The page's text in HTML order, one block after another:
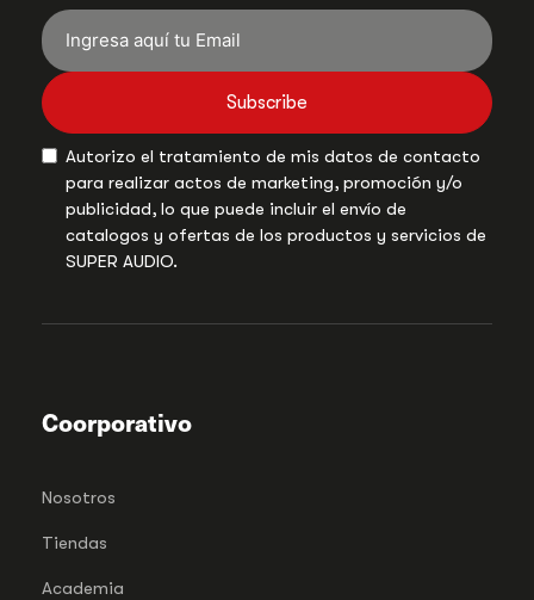
Subscribe
Autorizo el tratamiento de mis datos de contacto
para realizar actos de marketing, promoción y/o
publicidad, lo que puede incluir el envío de
catalogos y ofertas de los productos y servicios de
SUPER AUDIO.
Coorporativo
Nosotros
Tiendas
Academia